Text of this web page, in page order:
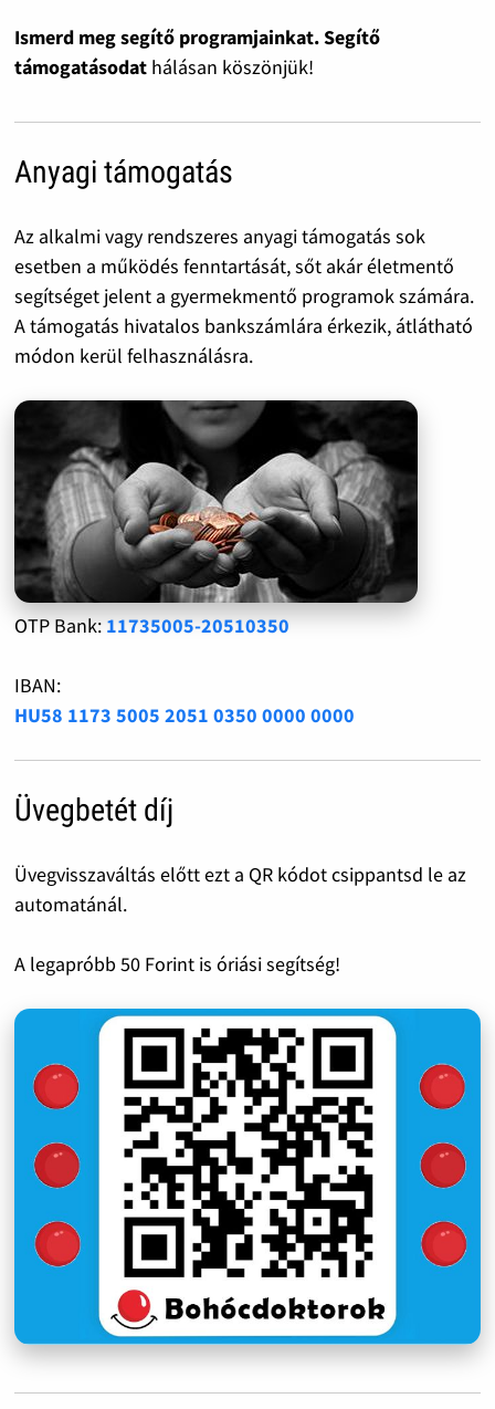
Ismerd meg segítő programjainkat. Segítő
támogatásodat hálásan köszönjük!
Anyagi támogatás
Az alkalmi vagy rendszeres anyagi támogatás sok
esetben a működés fenntartását, sőt akár életmentő
segítséget jelent a gyermekmentő programok számára.
A támogatás hivatalos bankszámlára érkezik, átlátható
módon kerül felhasználásra.
OTP Bank: 11735005-20510350
IBAN:
HU58 1173 5005 2051 0350 0000 0000
Üvegbetét díj
Üvegvisszaváltás előtt ezt a QR kódot csippantsd le az
automatánál.
A legapróbb 50 Forint is óriási segítség!